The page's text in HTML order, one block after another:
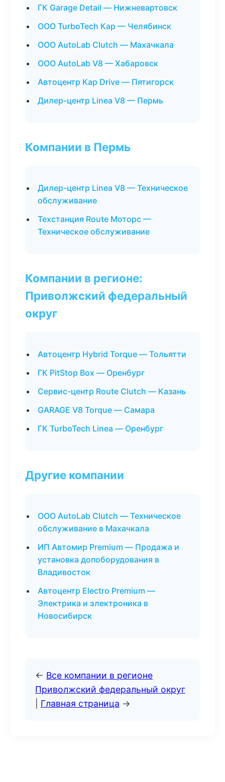
ГК Garage Detail — Нижневартовск
ООО TurboTech Кар — Челябинск
ООО AutoLab Clutch — Махачкала
ООО AutoLab V8 — Хабаровск
Автоцентр Кар Drive — Пятигорск
Дилер-центр Linea V8 — Пермь
Компании в Пермь
Дилер-центр Linea V8 — Техническое
обслуживание
Техстанция Route Моторс —
Техническое обслуживание
Компании в регионе:
Приволжский федеральный
округ
Автоцентр Hybrid Torque — Тольятти
ГК PitStop Box — Оренбург
Сервис-центр Route Clutch — Казань
GARAGE V8 Torque — Самара
ГК TurboTech Linea — Оренбург
Другие компании
ООО AutoLab Clutch — Техническое
обслуживание в Махачкала
ИП Автомир Premium — Продажа и
установка допоборудования в
Владивосток
Автоцентр Electro Premium —
Электрика и электроника в
Новосибирск
← Все компании в регионе
Приволжский федеральный округ
Главная страница →